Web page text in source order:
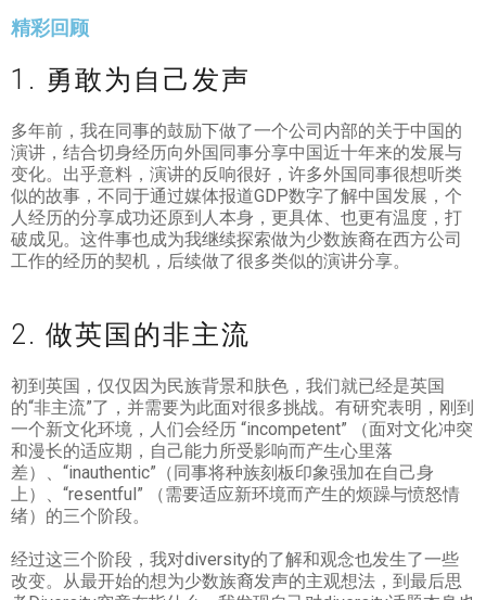
精彩回顾
1. 勇敢为自己发声
多年前，我在同事的鼓励下做了一个公司内部的关于中国的
演讲，结合切身经历向外国同事分享中国近十年来的发展与
变化。出乎意料，演讲的反响很好，许多外国同事很想听类
似的故事，不同于通过媒体报道GDP数字了解中国发展，个
人经历的分享成功还原到人本身，更具体、也更有温度，打
破成见。这件事也成为我继续探索做为少数族裔在西方公司
工作的经历的契机，后续做了很多类似的演讲分享。
2. 做英国的非主流
初到英国，仅仅因为民族背景和肤色，我们就已经是英国
的“非主流”了，并需要为此面对很多挑战。有研究表明，刚到
一个新文化环境，人们会经历 “incompetent” （面对文化冲突
和漫长的适应期，自己能力所受影响而产生心里落
差）、“inauthentic”（同事将种族刻板印象强加在自己身
上）、“resentful” （需要适应新环境而产生的烦躁与愤怒情
绪）的三个阶段。
经过这三个阶段，我对diversity的了解和观念也发生了一些
改变。从最开始的想为少数族裔发声的主观想法，到最后思